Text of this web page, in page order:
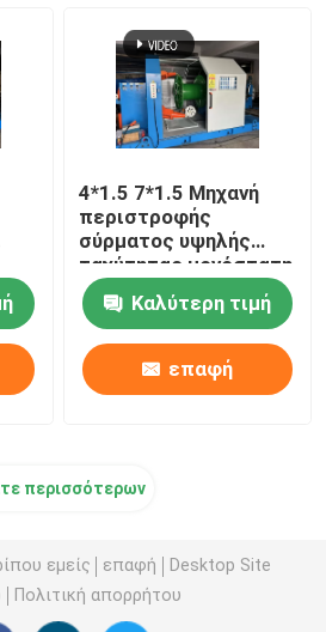
4*1.5 7*1.5 Μηχανή
περιστροφής
σύρματος υψηλής
ταχύτητας μονόστατη
Καλύτερη τιμή
επαφή
περισσότερων
εμείς επαφή
Desktop Site
Πολιτική απορρήτου